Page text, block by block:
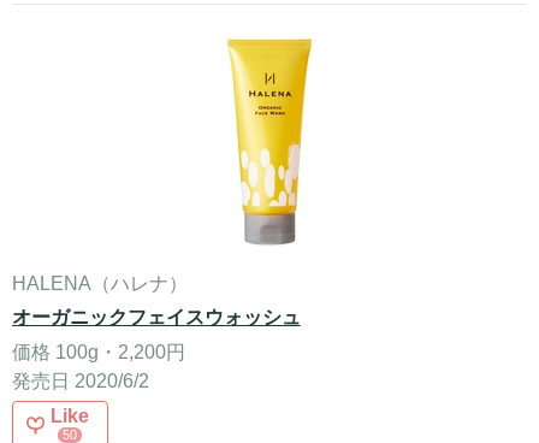
HALENA（ハレナ）
オーガニックフェイスウォッシュ
価格 100g・2,200円
発売日 2020/6/2
Like
50